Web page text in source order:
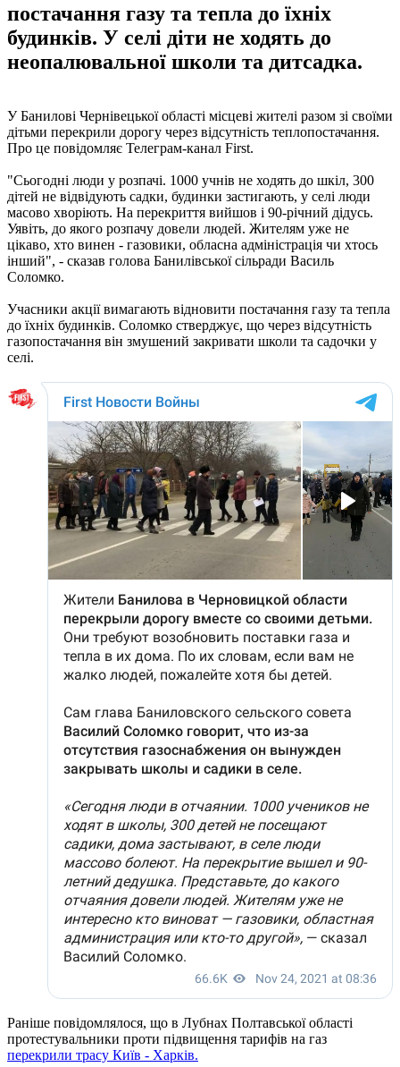
постачання газу та тепла до їхніх
будинків. У селі діти не ходять до
неопалювальної школи та дитсадка.
У Банилові Чернівецької області місцеві жителі разом зі своїми
дітьми перекрили дорогу через відсутність теплопостачання.
Про це повідомляє Телеграм-канал First.
"Сьогодні люди у розпачі. 1000 учнів не ходять до шкіл, 300
дітей не відвідують садки, будинки застигають, у селі люди
масово хворіють. На перекриття вийшов і 90-річний дідусь.
Уявіть, до якого розпачу довели людей. Жителям уже не
цікаво, хто винен - ​​газовики, обласна адміністрація чи хтось
інший", - сказав голова Банилівської сільради Василь
Соломко.
Учасники акції вимагають відновити постачання газу та тепла
до їхніх будинків. Соломко стверджує, що через відсутність
газопостачання він змушений закривати школи та садочки у
селі.
Раніше повідомлялося, що в Лубнах Полтавської області
протестувальники проти підвищення тарифів на газ
перекрили трасу Київ - Харків.